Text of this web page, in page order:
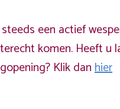
een actief
komen. Heeft u
Klik danhier